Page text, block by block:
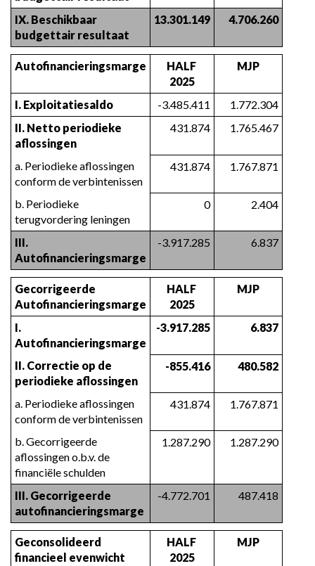
IX. Beschikbaar
budgettair resultaat
13.301.149 4.706.260
Autofinancieringsmarge
HALF
2025
MJP
I. Exploitatiesaldo -3.485.411
1.772.304
II. Netto periodieke
aflossingen
431.874 1.765.467
a. Periodieke aflossingen
conform de verbintenissen
431.874 1.767.871
b. Periodieke
terugvordering leningen
0 2.404
III.
Autofinancieringsmarge
-3.917.285 6.837
Gecorrigeerde
Autofinancieringsmarge
HALF
2025
MJP
I.
Autofinancieringsmarge
-3.917.285 6.837
II. Correctie op de
periodieke aflossingen
-855.416 480.582
a. Periodieke aflossingen
conform de verbintenissen
431.874 1.767.871
b. Gecorrigeerde
aflossingen o.b.v. de
financiële schulden
1.287.290 1.287.290
III. Gecorrigeerde
autofinancieringsmarge
-4.772.701 487.418
Geconsolideerd
financieel evenwicht
HALF
2025
MJP